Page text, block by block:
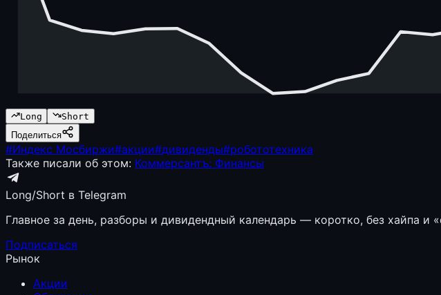
Long
Short
Поделиться
#Индекс Мосбиржи#акции#дивиденды#робототехника
Также писали об этом: Коммерсантъ: Финансы
Long/Short в Telegram
Главное за день, разборы и дивидендный календарь — коротко, без хайпа и
Подписаться
Рынок
Акции